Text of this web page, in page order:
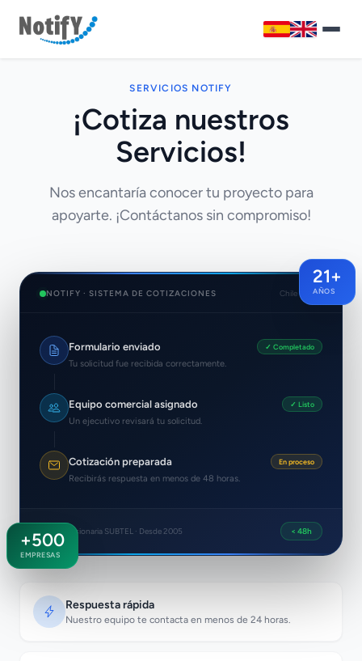
Productos y Servicios
SERVICIOS NOTIFY
¡Cotiza nuestros
Servicios!
Nos encantaría conocer tu proyecto para
apoyarte. ¡Contáctanos sin compromiso!
NOTIFY · SISTEMA DE COTIZACIONES Chile · 2026
Formulario enviado ✓ Completado
Tu solicitud fue recibida correctamente.
Equipo comercial asignado ✓ Listo
Un ejecutivo revisará tu solicitud.
Cotización preparada En proceso
Recibirás respuesta en menos de 48 horas.
Concesionaria SUBTEL · Desde 2005 < 48h
21+
AÑOS
+500
EMPRESAS
Respuesta rápida
Nuestro equipo te contacta en menos de 24 horas.